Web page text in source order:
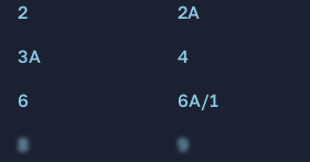
2
2А
3А
4
6
6А/1
8
9